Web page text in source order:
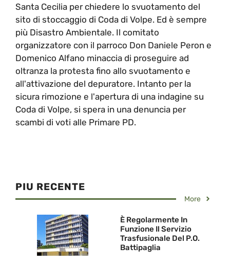
Santa Cecilia per chiedere lo svuotamento del
sito di stoccaggio di Coda di Volpe. Ed è sempre
più Disastro Ambientale. Il comitato
organizzatore con il parroco Don Daniele Peron e
Domenico Alfano minaccia di proseguire ad
oltranza la protesta fino allo svuotamento e
all'attivazione del depuratore. Intanto per la
sicura rimozione e l'apertura di una indagine su
Coda di Volpe, si spera in una denuncia per
scambi di voti alle Primare PD.
PIU RECENTE
More
È Regolarmente In
Funzione Il Servizio
Trasfusionale Del P.O.
Battipaglia